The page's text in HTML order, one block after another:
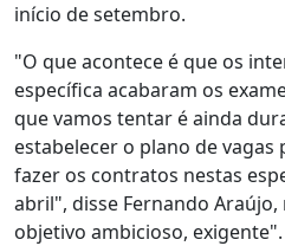
início de setembro.
"O que acontece é que os
específica acabaram os
que vamos tentar é ainda
estabelecer o plano de vagas
fazer os contratos nestas
abril", disse Fernando
objetivo ambicioso, exigente".